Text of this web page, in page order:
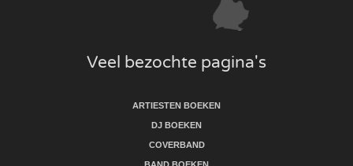
Veel bezochte pagina's
ARTIESTEN BOEKEN
DJ BOEKEN
COVERBAND